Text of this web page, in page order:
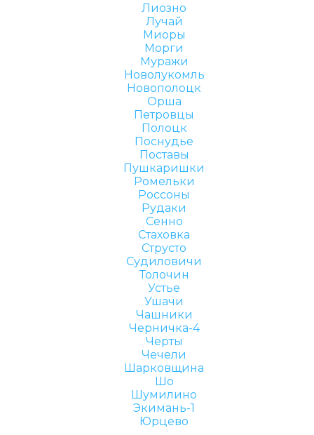
Лиозно
Лучай
Миоры
Морги
Муражи
Новолукомль
Новополоцк
Орша
Петровцы
Полоцк
Поснудье
Поставы
Пушкаришки
Ромельки
Россоны
Рудаки
Сенно
Стаховка
Струсто
Судиловичи
Толочин
Устье
Ушачи
Чашники
Черничка-4
Черты
Чечели
Шарковщина
Шо
Шумилино
Экимань-1
Юрцево